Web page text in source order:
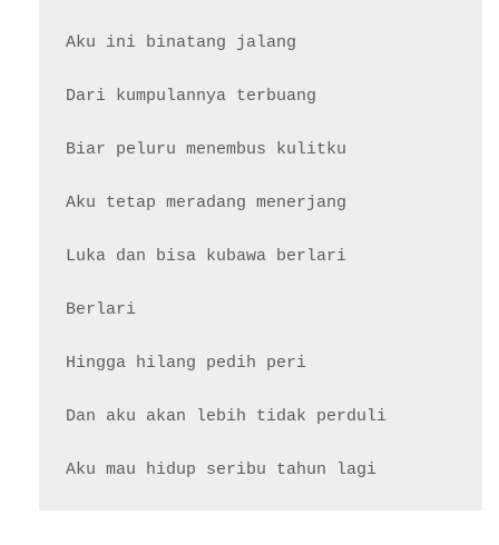
Aku ini binatang jalang
Dari kumpulannya terbuang
Biar peluru menembus kulitku
Aku tetap meradang menerjang
Luka dan bisa kubawa berlari
Berlari
Hingga hilang pedih peri
Dan aku akan lebih tidak perduli